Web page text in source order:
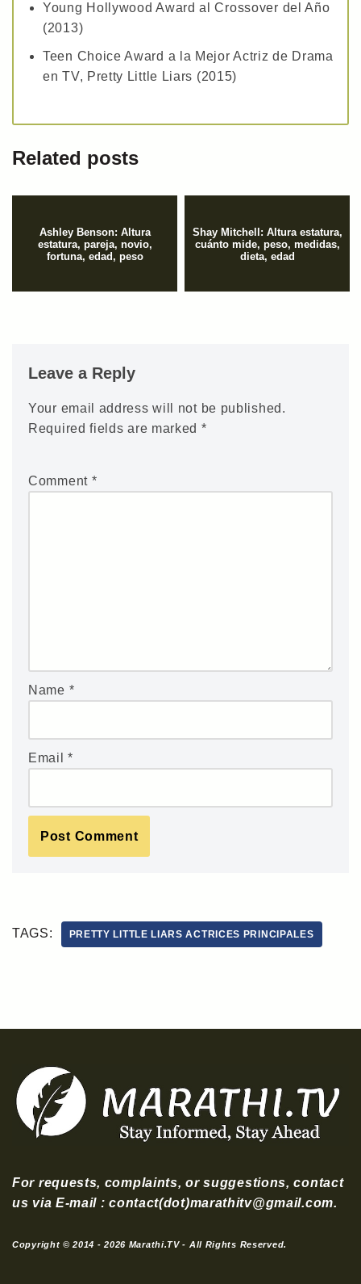
Young Hollywood Award al Crossover del Año
(2013)
Teen Choice Award a la Mejor Actriz de Drama
en TV, Pretty Little Liars (2015)
Related posts
Ashley Benson: Altura
estatura, pareja, novio,
fortuna, edad, peso
Shay Mitchell: Altura estatura,
cuánto mide, peso, medidas,
dieta, edad
Leave a Reply
Your email address will not be published.
Required fields are marked *
Comment *
Name *
Email*
TAGS: PRETTY LITTLE LIARS ACTRICES PRINCIPALES
For requests, complaints, or suggestions, contact
us via E-mail : contact(dot)marathitv@gmail.com.
Copyright © 2014 - 2026 Marathi.TV - All Rights Reserved.